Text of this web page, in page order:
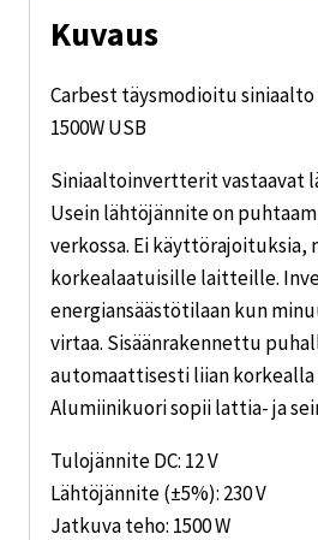
Kuvaus
Carbest täysmodioitu
1500W USB
Siniaaltoinvertterit vastaavat
Usein lähtöjännite on
verkossa. Ei käyttörajoituksia,
korkealaatuisille laitteille.
energiansäästötilaan kun
virtaa. Sisäänrakennettu
automaattisesti liian
Alumiinikuori sopii lattia- ja
Tulojännite DC: 12 V
Lähtöjännite (±5%): 230 V
Jatkuva teho: 1500 W